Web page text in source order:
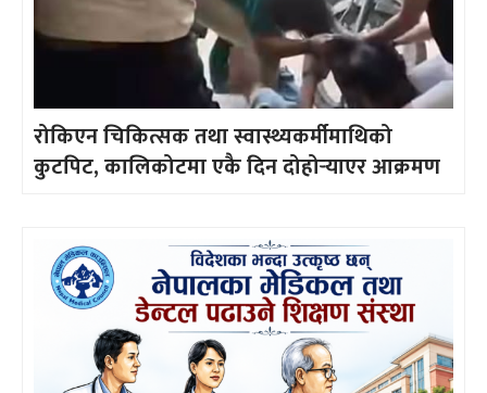
रोकिएन चिकित्सक तथा स्वास्थ्यकर्मीमाथिको
कुटपिट, कालिकोटमा एकै दिन दोहोर्‍याएर आक्रमण